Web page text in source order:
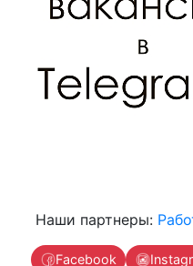
Наши партнеры:
Facebook